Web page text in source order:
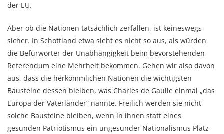
der EU.
Aber ob die Nationen tatsächlich zerfallen, ist keineswegs
sicher. In Schottland etwa sieht es nicht so aus, als würden
die Befürworter der Unabhängigkeit beim bevorstehenden
Referendum eine Mehrheit bekommen. Gehen wir also davon
aus, dass die herkömmlichen Nationen die wichtigsten
Bausteine dessen bleiben, was Charles de Gaulle einmal „das
Europa der Vaterländer“ nannte. Freilich werden sie nicht
solche Bausteine bleiben, wenn in ihnen statt eines
gesunden Patriotismus ein ungesunder Nationalismus Platz